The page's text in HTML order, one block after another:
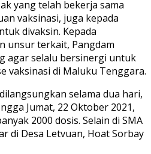
yang telah bekerja sama
vaksinasi, juga kepada
divaksin. Kepada
unsur terkait, Pangdam
agar selalu bersinergi untuk
vaksinasi di Maluku Tenggara.
selama dua hari,
Jumat, 22 Oktober 2021,
2000 dosis. Selain di SMA
di Desa Letvuan, Hoat Sorbay